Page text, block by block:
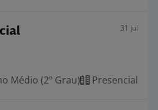
31 jul
Médio (2º Grau) Presencial